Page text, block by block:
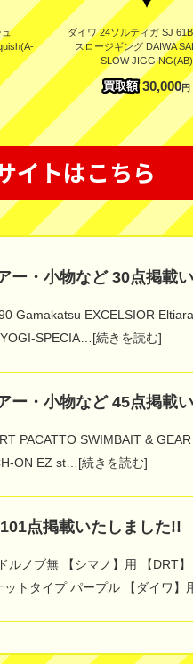
ュ
ダイワ 24ソルティガ SJ
スロージギング DAIWA
SLOW JIGGING(AB)
買取額 30,000円
イトはこちら
ー・小物など 30点掲載
Gamakatsu EXCELSIOR
SPECIA…[続きを読む]
ー・小物など 45点掲載
PACATTO SWIMBAIT &
ON EZ st…[続きを読む]
点掲載いたしました!!
ノブ無 【シマノ】用 【DRT
ットタイプ パープル 【ダイワ